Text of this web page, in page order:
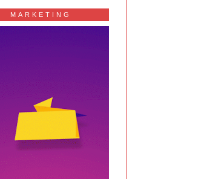
MARKETING